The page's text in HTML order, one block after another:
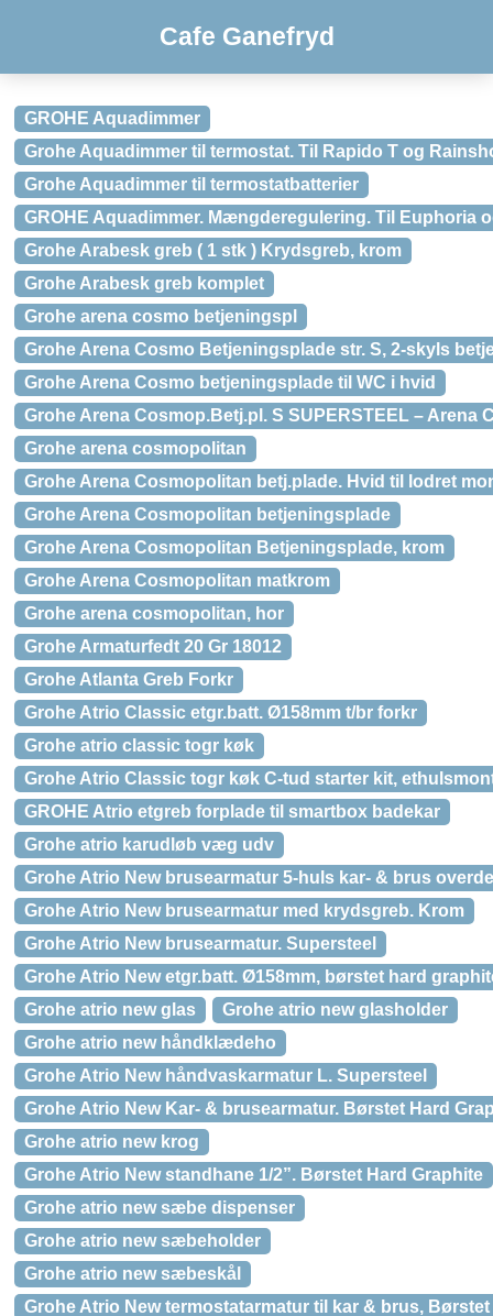
Cafe Ganefryd
GROHE Aquadimmer
Grohe Aquadimmer til termostat. Til Rapido T og
Grohe Aquadimmer til termostatbatterier
GROHE Aquadimmer. Mængderegulering. Til Euphoria
Grohe Arabesk greb ( 1 stk ) Krydsgreb, krom
Grohe Arabesk greb komplet
Grohe arena cosmo betjeningspl
Grohe Arena Cosmo Betjeningsplade str. S, 2-skyls
Grohe Arena Cosmo betjeningsplade til WC i hvid
Grohe Arena Cosmop.Betj.pl. S SUPERSTEEL – Arena
Grohe arena cosmopolitan
Grohe Arena Cosmopolitan betj.plade. Hvid til lodret
Grohe Arena Cosmopolitan betjeningsplade
Grohe Arena Cosmopolitan Betjeningsplade, krom
Grohe Arena Cosmopolitan matkrom
Grohe arena cosmopolitan, hor
Grohe Armaturfedt 20 Gr 18012
Grohe Atlanta Greb Forkr
Grohe Atrio Classic etgr.batt. Ø158mm t/br forkr
Grohe atrio classic togr køk
Grohe Atrio Classic togr køk C-tud starter kit,
GROHE Atrio etgreb forplade til smartbox badekar
Grohe atrio karudløb væg udv
Grohe Atrio New brusearmatur 5-huls kar- & brus
Grohe Atrio New brusearmatur med krydsgreb. Krom
Grohe Atrio New brusearmatur. Supersteel
Grohe Atrio New etgr.batt. Ø158mm, børstet hard
Grohe atrio new glas
Grohe atrio new glasholder
Grohe atrio new håndklædeho
Grohe Atrio New håndvaskarmatur L. Supersteel
Grohe Atrio New Kar- & brusearmatur. Børstet Hard
Grohe atrio new krog
Grohe Atrio New standhane 1/2”. Børstet Hard Graphite
Grohe atrio new sæbe dispenser
Grohe atrio new sæbeholder
Grohe atrio new sæbeskål
Grohe Atrio New termostatarmatur til kar & brus,